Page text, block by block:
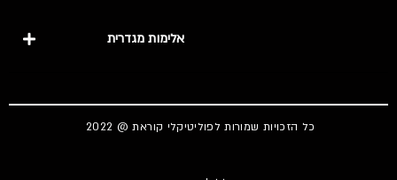
אלימות מגדרית
כל הזכויות שמורות לפוליטיקלי קוראת @ 2022